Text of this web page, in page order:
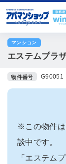
マンション
エステムプラ
物件番号 G90051
※この物件は
談中です。
「エステム